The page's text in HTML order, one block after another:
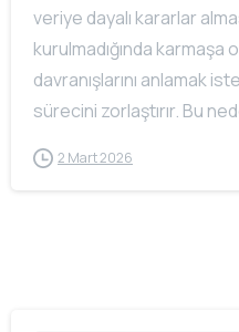
veriye dayalı kararlar
kurulmadığında
davranışlarını anlamak
sürecini zorlaştırır. Bu
2 Mart 2026